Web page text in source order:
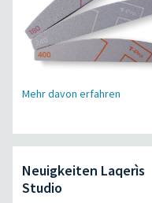
Mehr davon erfahren
Neuigkeiten Laqerìs
Studio